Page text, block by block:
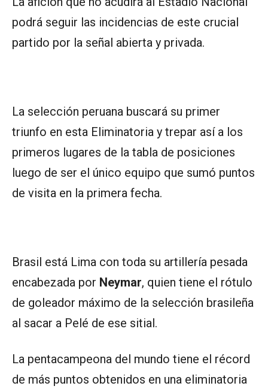
podrá seguir las incidencias de este crucial
partido por la señal abierta y privada.
La selección peruana buscará su primer
triunfo en esta Eliminatoria y trepar así a los
primeros lugares de la tabla de posiciones
luego de ser el único equipo que sumó puntos
de visita en la primera fecha.
Brasil está Lima con toda su artillería pesada
encabezada por Neymar, quien tiene el rótulo
de goleador máximo de la selección brasileña
al sacar a Pelé de ese sitial.
La pentacampeona del mundo tiene el récord
de más puntos obtenidos en una eliminatoria